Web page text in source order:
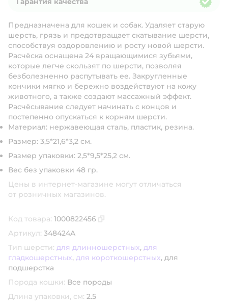
Предназначена для кошек и собак. Удаляет старую
шерсть, грязь и предотвращает скатывание шерсти,
способствуя оздоровлению и росту новой шерсти.
Расчёска оснащена 24 вращающимися зубьями,
которые легче скользят по шерсти, позволяя
безболезненно распутывать ее. Закругленные
кончики мягко и бережно воздействуют на кожу
животного, а также создают массажный эффект.
Расчёсывание следует начинать с концов и
постепенно опускаться к корням шерсти.
Материал: нержавеющая сталь, пластик, резина.
Размер: 3,5*21,6*3,2 см.
Размер упаковки: 2,5*9,5*25,2 см.
Вес без упаковки 48 гр.
Цены в интернет-магазине могут отличаться
от розничных магазинов.
Код товара: 1000822456
Артикул: 348424A
Тип шерсти: для длинношерстных, для
гладкошерстных, для короткошерстных, для
подшерстка
Порода кошки: Все породы
Длина упаковки, см: 2.5